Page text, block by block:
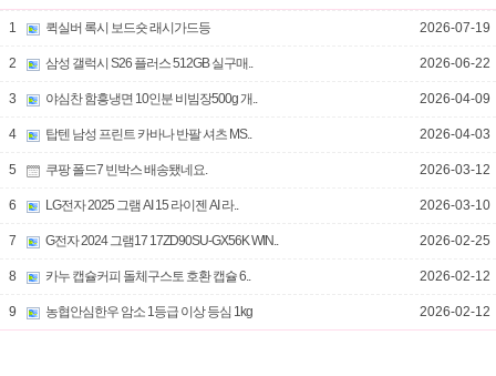
1 퀵실버 록시 보드숏 래시가드등 2026-07-19
2 삼성 갤럭시 S26 플러스 512GB 실구매.. 2026-06-22
3 야심찬 함흥냉면 10인분 비빔장500g 개.. 2026-04-09
4 탑텐 남성 프린트 카바나 반팔 셔츠 MS.. 2026-04-03
5 쿠팡 폴드7 빈박스 배송됐네요. 2026-03-12
6 LG전자 2025 그램 AI 15 라이젠 AI 라.. 2026-03-10
7 G전자 2024 그램17 17ZD90SU-GX56K WIN.. 2026-02-25
8 카누 캡슐커피 돌체구스토 호환 캡슐 6.. 2026-02-12
9 농협안심한우 암소 1등급 이상 등심 1kg 2026-02-12